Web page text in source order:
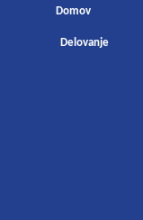
Domov
Delovanje